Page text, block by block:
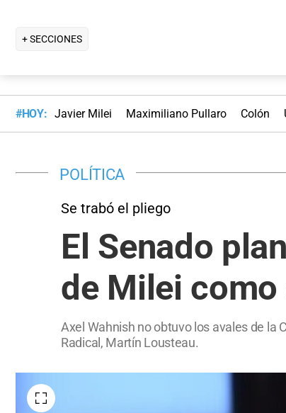
+ SECCIONES
#HOY: Javier Milei Maximiliano Pullaro Colón
POLÍTICA
Se trabó el pliego
El Senado
de Milei como
Axel Wahnish no obtuvo los avales de la
Radical, Martín Lousteau.